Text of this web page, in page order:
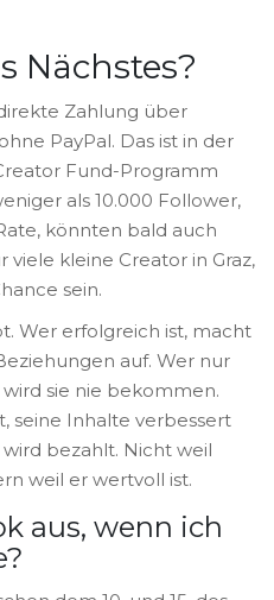
Nächstes?
Zahlung über
PayPal. Das ist in der
Fund-Programm
als 10.000 Follower,
könnten bald auch
kleine Creator in Graz,
sein.
Wer erfolgreich ist, macht
auf. Wer nur
sie nie bekommen.
seine Inhalte verbessert
bezahlt. Nicht weil
weil er wertvoll ist.
aus, wenn ich